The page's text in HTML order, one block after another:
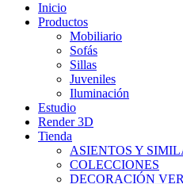
Inicio
Productos
Mobiliario
Sofás
Sillas
Juveniles
Iluminación
Estudio
Render 3D
Tienda
ASIENTOS Y
COLECCIONES
DECORACIÓN